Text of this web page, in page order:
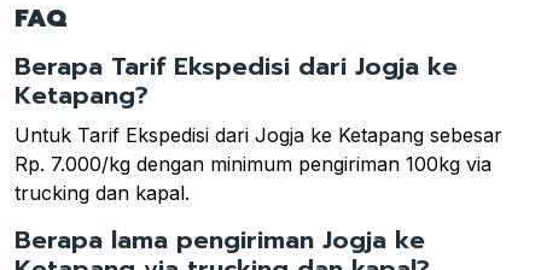
FAQ
Berapa Tarif Ekspedisi dari Jogja ke
Ketapang?
Untuk Tarif Ekspedisi dari Jogja ke Ketapang sebesar
Rp. 7.000/kg dengan minimum pengiriman 100kg via
trucking dan kapal.
Berapa lama pengiriman Jogja ke